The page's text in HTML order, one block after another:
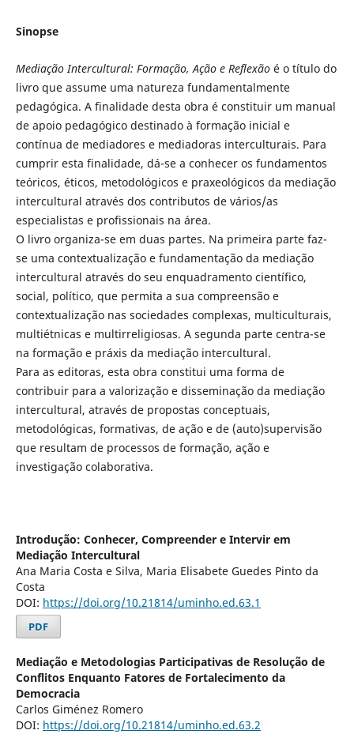
Sinopse
Mediação Intercultural: Formação, Ação e Reflexãoé o título do
livro que assume uma natureza fundamentalmente
pedagógica. A finalidade desta obra é constituir um manual
de apoio pedagógico destinado à formação inicial e
contínua de mediadores e mediadoras interculturais. Para
cumprir esta finalidade, dá-se a conhecer os fundamentos
teóricos, éticos, metodológicos e praxeológicos da mediação
intercultural através dos contributos de vários/as
especialistas e profissionais na área.
O livro organiza-se em duas partes. Na primeira parte faz-
se uma contextualização e fundamentação da mediação
intercultural através do seu enquadramento científico,
social, político, que permita a sua compreensão e
contextualização nas sociedades complexas, multiculturais,
multiétnicas e multirreligiosas. A segunda parte centra-se
na formação e práxis da mediação intercultural.
Para as editoras, esta obra constitui uma forma de
contribuir para a valorização e disseminação da mediação
intercultural, através de propostas conceptuais,
metodológicas, formativas, de ação e de (auto)supervisão
que resultam de processos de formação, ação e
investigação colaborativa.
Introdução: Conhecer, Compreender e Intervir em
Mediação Intercultural
Ana Maria Costa e Silva, Maria Elisabete Guedes Pinto da
Costa
DOI: https://doi.org/10.21814/uminho.ed.63.1
PDF
Mediação e Metodologias Participativas de Resolução de
Conflitos Enquanto Fatores de Fortalecimento da
Democracia
Carlos Giménez Romero
DOI: https://doi.org/10.21814/uminho.ed.63.2